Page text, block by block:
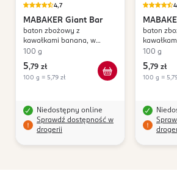
4,7
MABAKER Giant Bar
baton zbożowy z
kawałkami banana, w
polewie jogurtowej
100 g
5,79 zł
100 g = 5,79 zł
Niedostępny online
Sprawdź dostępność w
drogerii
baton
i100 g
5,79 zł
100 g =